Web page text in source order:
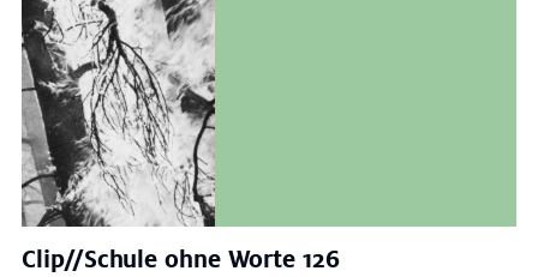
Clip//Schule ohne Worte 126